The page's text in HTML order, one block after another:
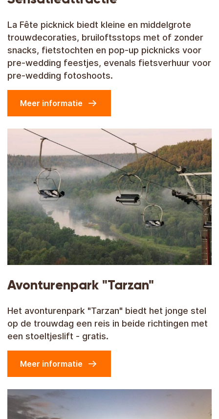
La Fête picknick biedt kleine en middelgrote
trouwdecoraties, bruiloftsstops met of zonder
snacks, fietstochten en pop-up picknicks voor
pre-wedding feestjes, evenals fietsverhuur voor
pre-wedding fotoshoots.
Meer informatie
Avonturenpark "Tarzan"
Het avonturenpark "Tarzan" biedt het jonge stel
op de trouwdag een reis in beide richtingen met
een stoeltjeslift - gratis.
Meer informatie